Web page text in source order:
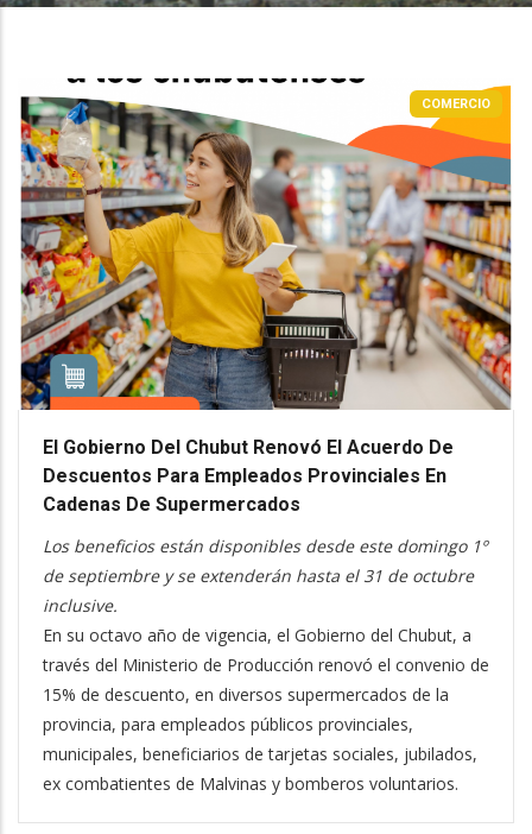
COMERCIO
El Gobierno Del Chubut Renovó El Acuerdo De
Descuentos Para Empleados Provinciales En
Cadenas De Supermercados
Los beneficios están disponibles desde este domingo 1º
de septiembre y se extenderán hasta el 31 de octubre
inclusive.
En su octavo año de vigencia, el Gobierno del Chubut, a
través del Ministerio de Producción renovó el convenio de
15% de descuento, en diversos supermercados de la
provincia, para empleados públicos provinciales,
municipales, beneficiarios de tarjetas sociales, jubilados,
ex combatientes de Malvinas y bomberos voluntarios.